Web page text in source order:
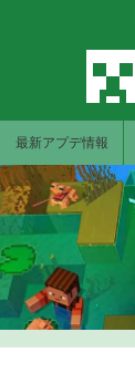
最新アプデ情報